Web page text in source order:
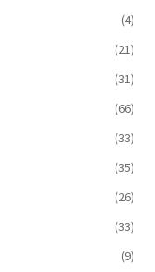
(4)
(21)
(31)
(66)
(33)
(35)
(26)
(33)
(9)